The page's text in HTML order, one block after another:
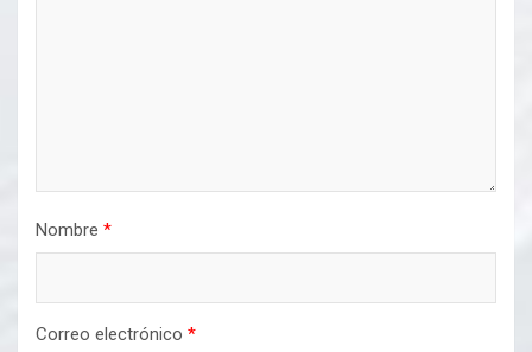
Nombre *
Correo electrónico *